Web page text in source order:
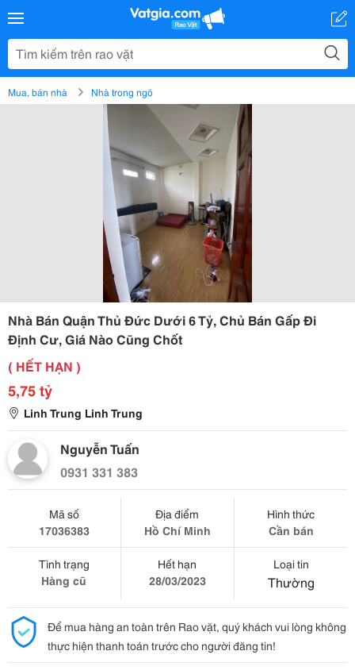
Mua, bán nhà Nhà trong ngõ
Nhà Bán Quận Thủ Đức Dưới 6 Tỷ, Chủ Bán Gấp Đi
Định Cư, Giá Nào Cũng Chốt
( HẾT HẠN )
5,75 tỷ
Linh Trung Linh Trung
Nguyễn Tuấn
0931 331 383
Mã số
17036383
Địa điểm
Hồ Chí Minh
Hình thức
Cần bán
Tình trạng
Hàng cũ
Hết hạn
28/03/2023
Loại tin
Thường
Để mua hàng an toàn trên Rao vặt, quý khách vui lòng không
thực hiện thanh toán trước cho người đăng tin!